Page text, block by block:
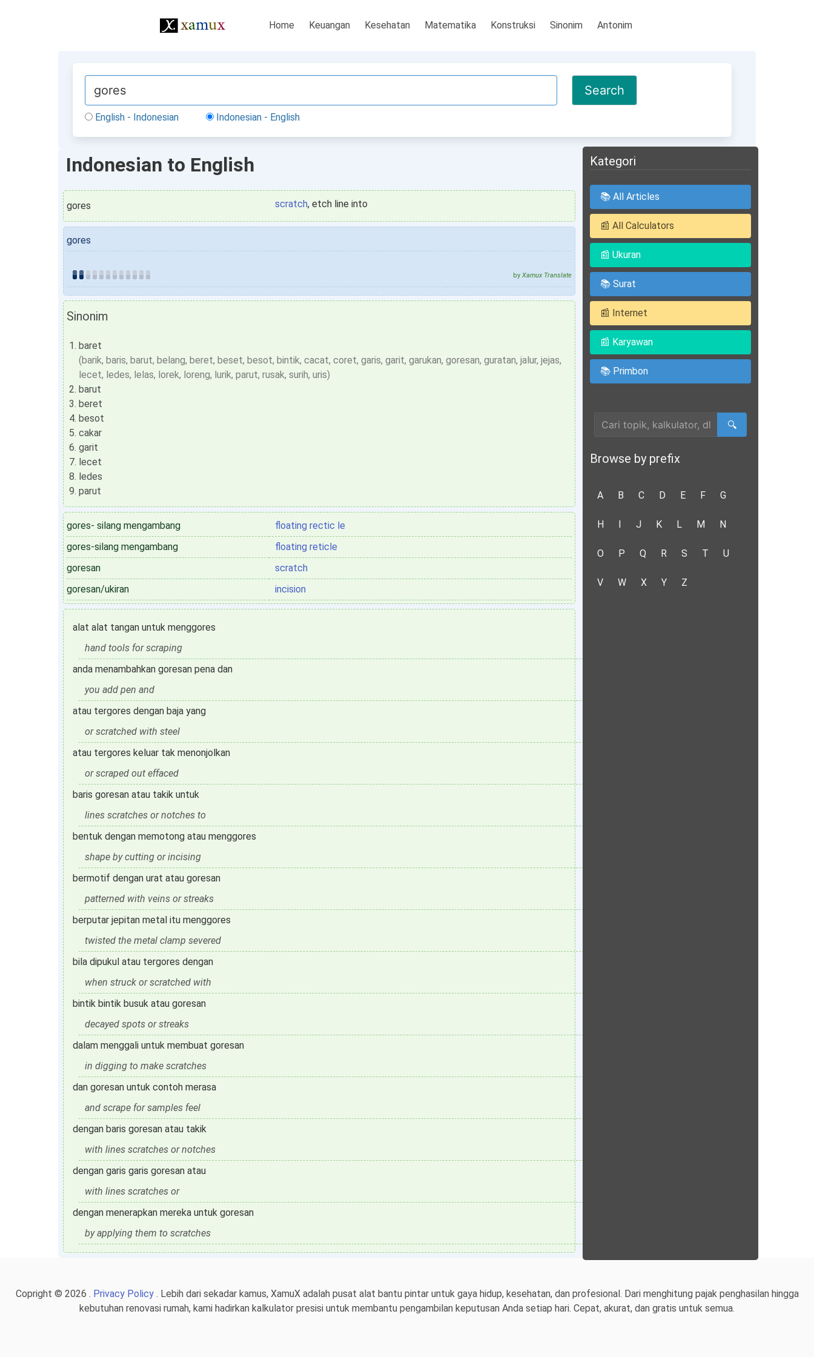
Home Keuangan Kesehatan Matematika Konstruksi Sinonim Antonim
English - Indonesian Indonesian - English
Indonesian to English
gores scratch, etch line into
gores
by Xamux Translate
Sinonim
baret
(barik, baris, barut, belang, beret, beset, besot, bintik, cacat, coret, garis, garit, garukan, goresan, guratan, jalur, jejas,
lecet, ledes, lelas, lorek, loreng, lurik, parut, rusak, surih, uris)
barut
beret
besot
cakar
garit
lecet
ledes
parut
gores- silang mengambang
floating rectic le
gores-silang mengambang
floating reticle
goresan
scratch
goresan/ukiran
incision
alat alat tangan untuk menggores
hand tools for scraping
anda menambahkan goresan pena dan
you add pen and
atau tergores dengan baja yang
or scratched with steel
atau tergores keluar tak menonjolkan
or scraped out effaced
baris goresan atau takik untuk
lines scratches or notches to
bentuk dengan memotong atau menggores
shape by cutting or incising
bermotif dengan urat atau goresan
patterned with veins or streaks
berputar jepitan metal itu menggores
twisted the metal clamp severed
bila dipukul atau tergores dengan
when struck or scratched with
bintik bintik busuk atau goresan
decayed spots or streaks
dalam menggali untuk membuat goresan
in digging to make scratches
dan goresan untuk contoh merasa
and scrape for samples feel
dengan baris goresan atau takik
with lines scratches or notches
dengan garis garis goresan atau
with lines scratches or
dengan menerapkan mereka untuk goresan
by applying them to scratches
Kategori
📚 All Articles
📰 All Calculators
📰 Ukuran
📚 Surat
📰 Internet
📰 Karyawan
📚 Primbon
🔍
Browse by prefix
A B C D E F G
H I J K L M N
O P Q R S T U
V W X Y Z
Copright © 2026 . Privacy Policy. Lebih dari sekadar kamus, XamuX adalah pusat alat bantu pintar untuk gaya hidup, kesehatan, dan profesional. Dari menghitung pajak penghasilan hingga
kebutuhan renovasi rumah, kami hadirkan kalkulator presisi untuk membantu pengambilan keputusan Anda setiap hari. Cepat, akurat, dan gratis untuk semua.